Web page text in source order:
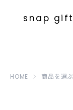
snap gift
HOME 商品を選ぶ